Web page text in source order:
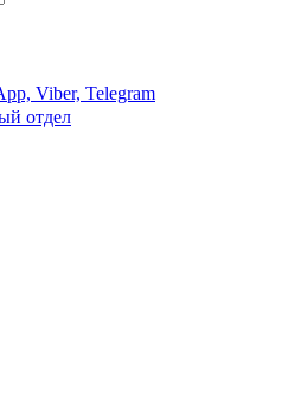
Viber, Telegram
отдел